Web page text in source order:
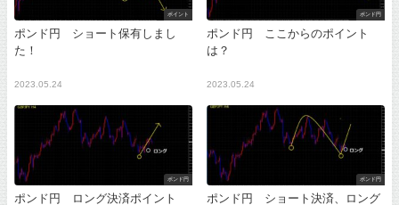
ポイント
ポンド円 ショート保有しまし
た！
2023.05.24
ポンド円
ポンド円 ここからのポイント
は？
2023.05.24
ポンド円
ポンド円 ロング決済ポイント
ポンド円
ポンド円 ショート決済、ロング